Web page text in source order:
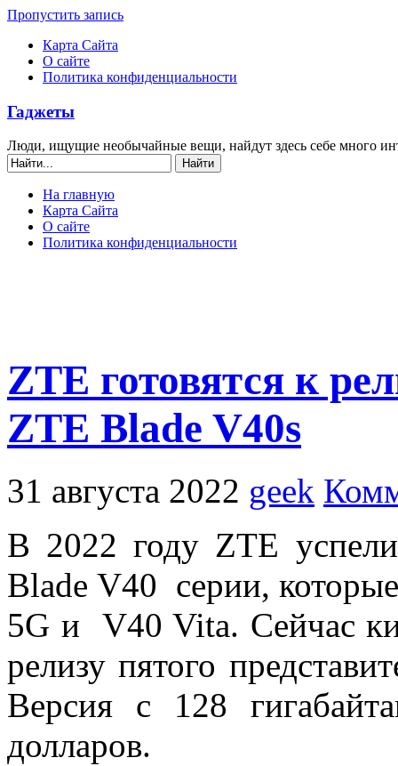
Пропустить запись
Карта Сайта
О сайте
Политика конфиденциальности
Гаджеты
Люди, ищущие необычайные вещи, найдут здесь себе много
На главную
Карта Сайта
О сайте
Политика конфиденциальности
ZTE готовятся к
ZTE Blade V40s
31 августа 2022 geek
В 2022 году ZTE
Blade V40 серии,
5G и V40 Vita. Сейчас
релизу пятого
Версия с 128
долларов.